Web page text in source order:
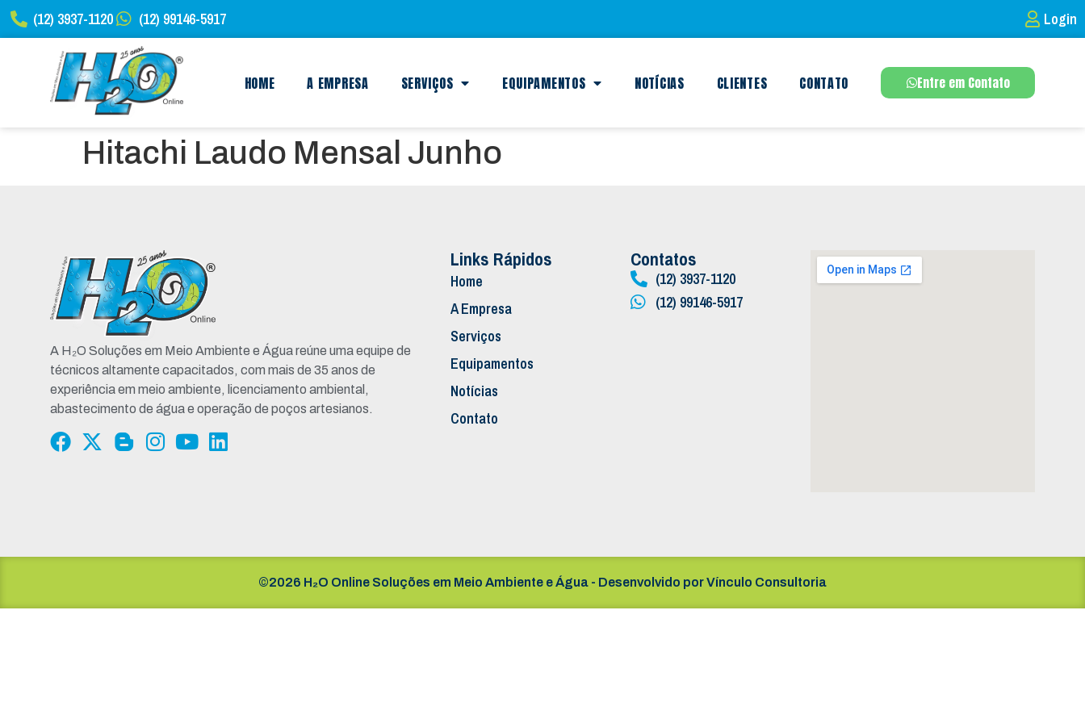
(12) 3937-1120 (12) 99146-5917 Login
HOME A EMPRESA SERVIÇOS EQUIPAMENTOS NOTÍCIAS CLIENTES CONTATO Entre em Contato
Hitachi Laudo Mensal Junho
A H₂O Soluções em Meio Ambiente e Água reúne uma equipe de
técnicos altamente capacitados, com mais de 35 anos de
experiência em meio ambiente, licenciamento ambiental,
abastecimento de água e operação de poços artesianos.
Links Rápidos
Home
A Empresa
Serviços
Equipamentos
Notícias
Contato
Contatos
(12) 3937-1120
(12) 99146-5917
©2026 H₂O Online Soluções em Meio Ambiente e Água - Desenvolvido porVínculo Consultoria